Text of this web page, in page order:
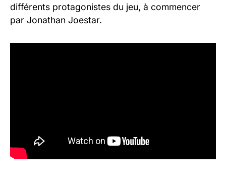
différents protagonistes du jeu, à commencer
par Jonathan Joestar.